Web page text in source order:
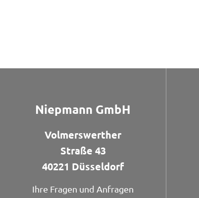
Niepmann GmbH
Volmerswerther
Straße 43
40221 Düsseldorf
Ihre Fragen und Anfragen